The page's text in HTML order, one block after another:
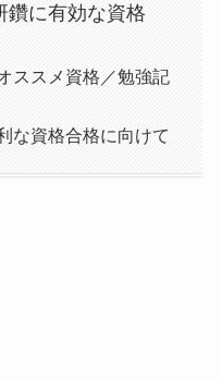
鑽に有効な資格
ススメ資格／勉強記
な資格合格に向けて